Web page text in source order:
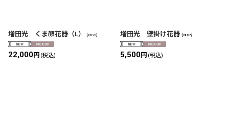
増田光 くま顔花器（L） 8123
22,000円 (税込)
増田光 壁掛け花器 8096]
5,500円 (税込)